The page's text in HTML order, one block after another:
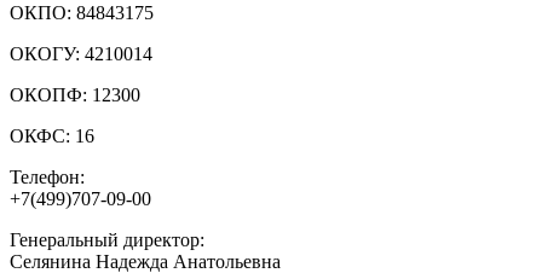
ОКПО: 84843175
ОКОГУ: 4210014
ОКОПФ: 12300
ОКФС: 16
Телефон:
+7(499)707-09-00
Генеральный директор:
Селянина Надежда Анатольевна